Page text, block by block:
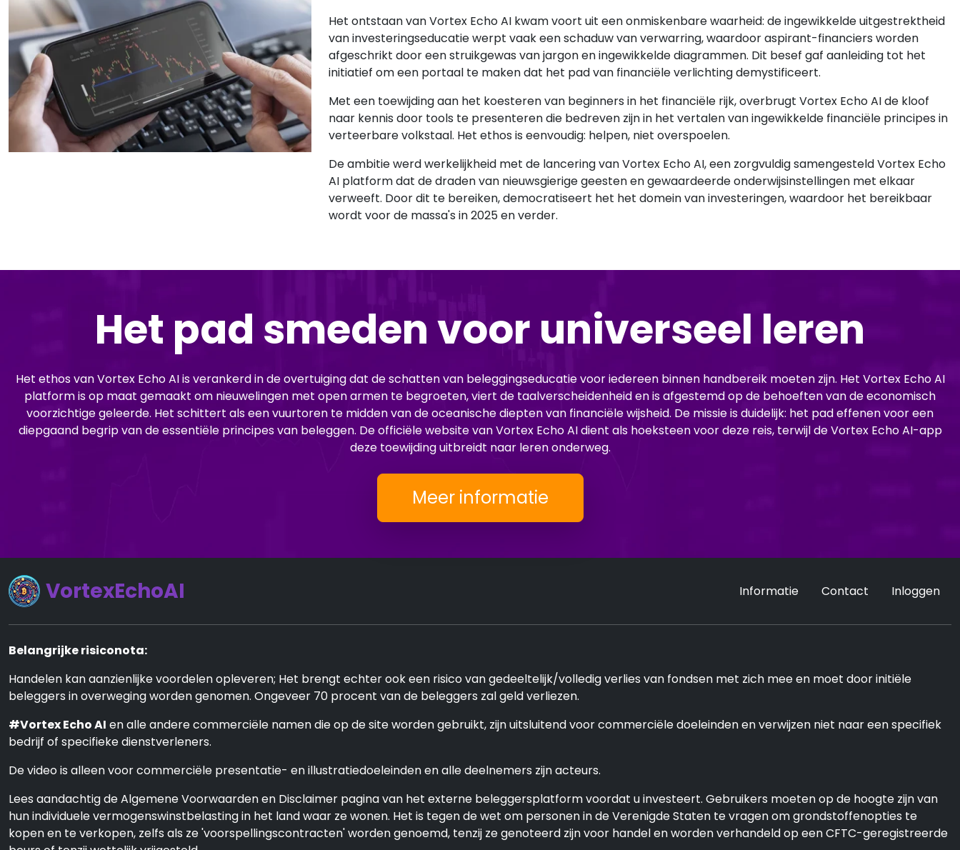
Het ontstaan van Vortex Echo AI kwam voort uit een onmiskenbare waarheid: de ingewikkelde uitgestrektheid
van investeringseducatie werpt vaak een schaduw van verwarring, waardoor aspirant-financiers worden
afgeschrikt door een struikgewas van jargon en ingewikkelde diagrammen. Dit besef gaf aanleiding tot het
initiatief om een portaal te maken dat het pad van financiële verlichting demystificeert.
Met een toewijding aan het koesteren van beginners in het financiële rijk, overbrugt Vortex Echo AI de kloof
naar kennis door tools te presenteren die bedreven zijn in het vertalen van ingewikkelde financiële principes in
verteerbare volkstaal. Het ethos is eenvoudig: helpen, niet overspoelen.
De ambitie werd werkelijkheid met de lancering van Vortex Echo AI, een zorgvuldig samengesteld Vortex Echo
AI platform dat de draden van nieuwsgierige geesten en gewaardeerde onderwijsinstellingen met elkaar
verweeft. Door dit te bereiken, democratiseert het het domein van investeringen, waardoor het bereikbaar
wordt voor de massa's in 2025 en verder.
Het pad smeden voor universeel leren
Het ethos van Vortex Echo AI is verankerd in de overtuiging dat de schatten van beleggingseducatie voor iedereen binnen handbereik moeten zijn. Het Vortex Echo AI
platform is op maat gemaakt om nieuwelingen met open armen te begroeten, viert de taalverscheidenheid en is afgestemd op de behoeften van de economisch
voorzichtige geleerde. Het schittert als een vuurtoren te midden van de oceanische diepten van financiële wijsheid. De missie is duidelijk: het pad effenen voor een
diepgaand begrip van de essentiële principes van beleggen. De officiële website van Vortex Echo AI dient als hoeksteen voor deze reis, terwijl de Vortex Echo AI-app
deze toewijding uitbreidt naar leren onderweg.
Meer informatie
VortexEchoAI Informatie Contact Inloggen
Belangrijke risiconota:
Handelen kan aanzienlijke voordelen opleveren; Het brengt echter ook een risico van gedeeltelijk/volledig verlies van fondsen met zich mee en moet door initiële
beleggers in overweging worden genomen. Ongeveer 70 procent van de beleggers zal geld verliezen.
#Vortex Echo AI en alle andere commerciële namen die op de site worden gebruikt, zijn uitsluitend voor commerciële doeleinden en verwijzen niet naar een specifiek
bedrijf of specifieke dienstverleners.
De video is alleen voor commerciële presentatie- en illustratiedoeleinden en alle deelnemers zijn acteurs.
Lees aandachtig de Algemene Voorwaarden en Disclaimer pagina van het externe beleggersplatform voordat u investeert. Gebruikers moeten op de hoogte zijn van
hun individuele vermogenswinstbelasting in het land waar ze wonen. Het is tegen de wet om personen in de Verenigde Staten te vragen om grondstoffenopties te
kopen en te verkopen, zelfs als ze 'voorspellingscontracten' worden genoemd, tenzij ze genoteerd zijn voor handel en worden verhandeld op een CFTC-geregistreerde